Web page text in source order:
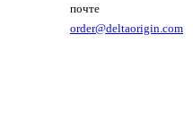
почте
order@deltaorigin.com